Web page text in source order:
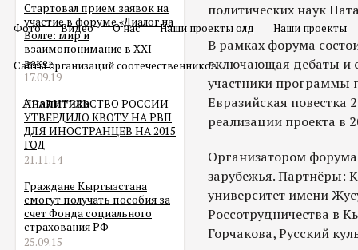
Фото Видео О нас Наши проекты олд Наши проекты
Сайты организаций соотечественников
Аналитика
Стартовал прием заявок на
участие в форуме «Диалог на
Волге: мир и
взаимопонимание в XXI
веке»
17.09.19
ПРАВИТЕЛЬСТВО РОССИИ
УТВЕРДИЛО КВОТУ НА РВП
ДЛЯ ИНОСТРАНЦЕВ НА 2015
ГОД
21.11.14
Граждане Кыргызстана
смогут получать пособия за
счет Фонда социального
страхования РФ
25.09.15
политических наук
В рамках форума
включающая дебаты и
участники программы
Евразийская повестка
реализации проекта в
Организатором форума
зарубежья. Партнёры:
университет имени
Россотрудничества в
Горчакова, Русский